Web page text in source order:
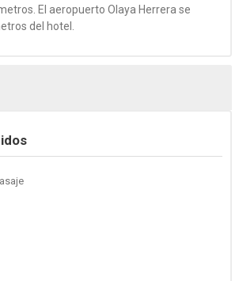
El aeropuerto Olaya Herrera se
del hotel.